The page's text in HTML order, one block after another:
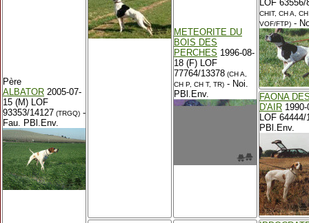
Père
ALBATOR 2005-07-
15 (M) LOF
93353/14127 (TRGQ) -
Fau. PBl.Env.
METEORITE DU
BOIS DES
PERCHES 1996-08-
18 (F) LOF
77764/13378 (CH A,
CH P, CH T, TR) - Noi.
PBl.Env.
LOF 63556/
CHIT, CH A,
VOF/FTP) -
FAONA
D'AIR
LOF
PBl.Env.